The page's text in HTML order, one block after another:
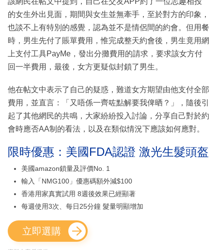
的女生外出見面，期間與女生並無牽手，至於對方的印象，
也談不上有特別的感覺，認為並不是情侶間的約會。但用餐
時，男生先付了賬單費用，惟完成整天約會後，男生竟用網
上支付工具PayMe，發出分攤費用的請求，要求該女方付
回一半費用，最後，女方更疑似封鎖了男生。
他在帖文中表示了自己的疑惑，難道女方期望由他支付全部
費用，並直言：「又唔係一齊咗點解要我俾晒？」，隨後引
起了其他網民的共鳴，大家紛紛投入討論，分享自己對於約
會時應否AA制的看法，以及在類似情況下應該如何應對。
限時優惠：美國FDA認證 激光生髮頭盔
美國amazon鎖量及評價No. 1
輸入「NMG100」優惠碼額外減$100
香港用家真實試用 8週後效果已經顯著
每週使用3次、每日25分鐘 髮量明顯增加
立即選購